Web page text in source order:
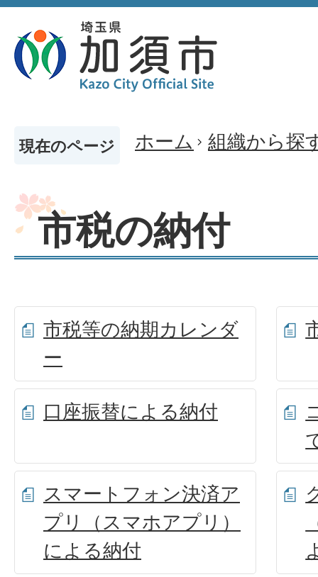
現在のページ ホーム 組織から探
市税の納付
市税等の納期カレンダ
ー
口座振替による納付
スマートフォン決済ア
プリ（スマホアプリ）
による納付